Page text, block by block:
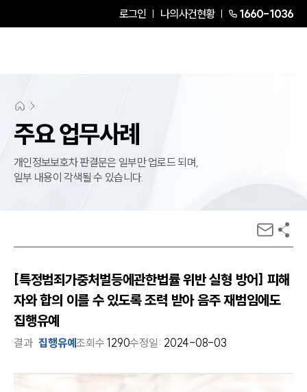
로그인 나의사건현황 1660-1036
주요 업무사례
개인정보보호차 판결문은 일부만 업로드 되며,
일부 내용이 각색될 수 있습니다.
[특정범죄가중처벌등에관한법률 위반 실형 방어] 피해
자와 합의 이를 수 있도록 조력 받아 음주 재범임에도
집행유예
결과 집행유예조회수1290수정일: 2024-08-03